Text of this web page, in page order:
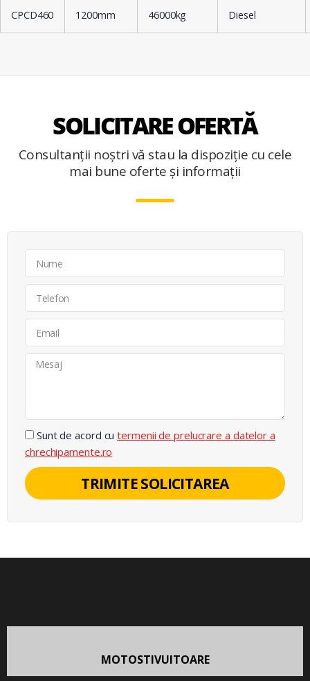
CPCD460 1200mm 46000kg Diesel
SOLICITARE OFERTĂ
Consultanții noștri vă stau la dispoziție cu cele
mai bune oferte și informații
Sunt de acord cutermenii de prelucrare a datelor a
chrechipamente.ro
TRIMITE SOLICITAREA
MOTOSTIVUITOARE